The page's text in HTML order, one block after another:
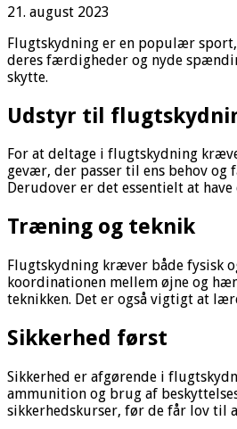
21. august 2023
Flugtskydning er en populær
deres færdigheder og nyde
skytte.
Udstyr til
For at deltage i flugtskydning
gevær, der passer til ens behov
Derudover er det essentielt at
Træning og teknik
Flugtskydning kræver både fysisk
koordinationen mellem øjne og
teknikken. Det er også vigtigt at
Sikkerhed først
Sikkerhed er afgørende i
ammunition og brug af
sikkerhedskurser, før de får lov til